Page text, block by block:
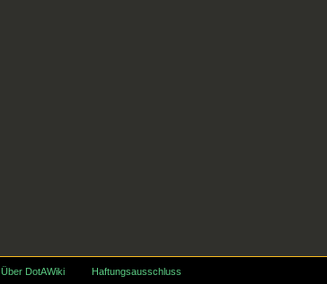
Über DotAWiki Haftungsausschluss